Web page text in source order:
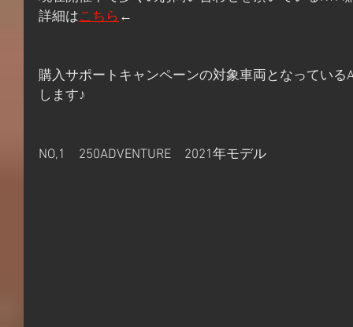
詳細はこちら←
購入サポートキャンペーンの対象車両となっている
します♪
NO,1　250ADVENTURE　2021年モデル